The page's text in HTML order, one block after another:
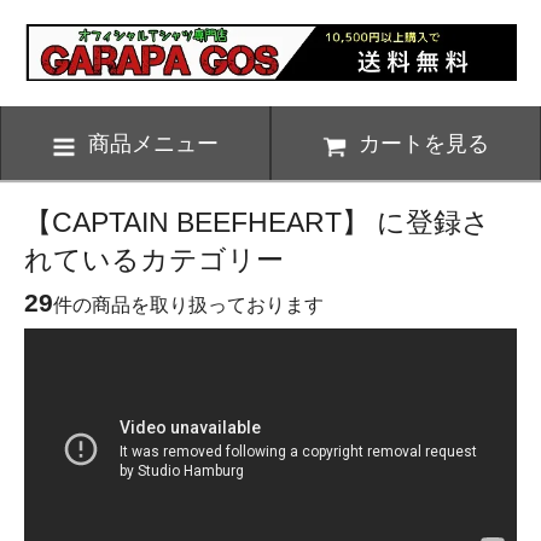
商品メニュー カートを見る
【CAPTAIN BEEFHEART】 に登録さ
れているカテゴリー
29件の商品を取り扱っております